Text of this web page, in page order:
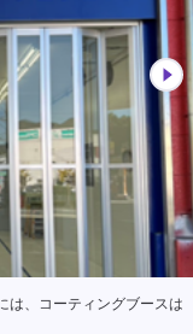
は、コーティングブースは